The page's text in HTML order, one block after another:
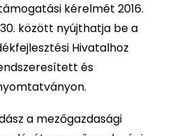
kérelmét 2016.
között nyújthatja be a
Hivatalhoz
és
a mezőgazdasági